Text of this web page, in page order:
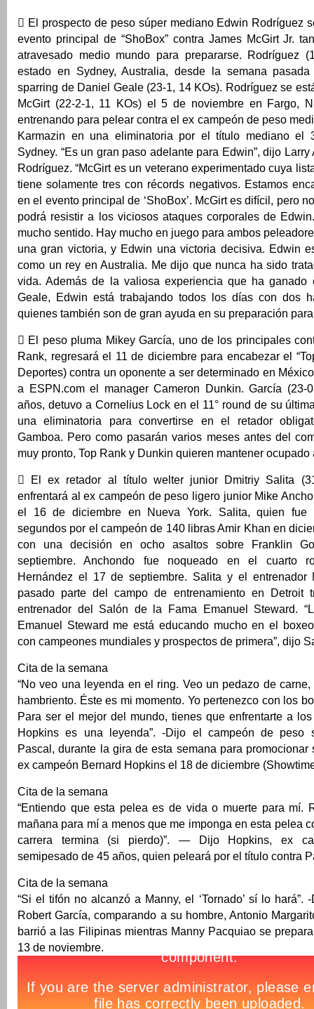
 El prospecto de peso súper mediano Edwin Rodríguez
evento principal de “ShoBox” contra James McGirt Jr.
atravesado medio mundo para prepararse. Rodríguez
estado en Sydney, Australia, desde la semana pasada
sparring de Daniel Geale (23-1, 14 KOs). Rodríguez se
McGirt (22-2-1, 11 KOs) el 5 de noviembre en Fargo,
entrenando para pelear contra el ex campeón de peso
Karmazin en una eliminatoria por el título mediano el
Sydney. “Es un gran paso adelante para Edwin”, dijo Larry
Rodríguez. “McGirt es un veterano experimentado cuya
tiene solamente tres con récords negativos. Estamos
en el evento principal de ‘ShoBox’. McGirt es difícil, pero
podrá resistir a los viciosos ataques corporales de
mucho sentido. Hay mucho en juego para ambos
una gran victoria, y Edwin una victoria decisiva. Edwin
como un rey en Australia. Me dijo que nunca ha sido
vida. Además de la valiosa experiencia que ha ganado
Geale, Edwin está trabajando todos los días con dos
quienes también son de gran ayuda en su preparación para
 El peso pluma Mikey García, uno de los principales
Rank, regresará el 11 de diciembre para encabezar el
Deportes) contra un oponente a ser determinado en
a ESPN.com el manager Cameron Dunkin. García (23-
años, detuvo a Cornelius Lock en el 11° round de su
una eliminatoria para convertirse en el retador
Gamboa. Pero como pasarán varios meses antes del
muy pronto, Top Rank y Dunkin quieren mantener ocupado
 El ex retador al título welter junior Dmitriy Salita
enfrentará al ex campeón de peso ligero junior Mike
el 16 de diciembre en Nueva York. Salita, quien fue
segundos por el campeón de 140 libras Amir Khan en
con una decisión en ocho asaltos sobre Franklin
septiembre. Anchondo fue noqueado en el cuarto
Hernández el 17 de septiembre. Salita y el entrenador
pasado parte del campo de entrenamiento en Detroit
entrenador del Salón de la Fama Emanuel Steward.
Emanuel Steward me está educando mucho en el
con campeones mundiales y prospectos de primera”, dijo
Cita de la semana
“No veo una leyenda en el ring. Veo un pedazo de
hambriento. Éste es mi momento. Yo pertenezco con los
Para ser el mejor del mundo, tienes que enfrentarte a
Hopkins es una leyenda”. -Dijo el campeón de peso
Pascal, durante la gira de esta semana para promocionar
ex campeón Bernard Hopkins el 18 de diciembre
Cita de la semana
“Entiendo que esta pelea es de vida o muerte para mí.
mañana para mí a menos que me imponga en esta pelea
carrera termina (si pierdo)”. — Dijo Hopkins, ex
semipesado de 45 años, quien peleará por el título contra
Cita de la semana
“Si el tifón no alcanzó a Manny, el ‘Tornado’ sí lo hará”.
Robert García, comparando a su hombre, Antonio
barrió a las Filipinas mientras Manny Pacquiao se
13 de noviembre.